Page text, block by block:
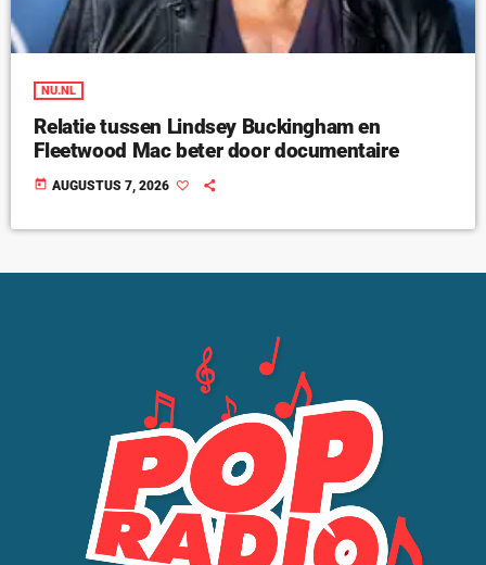
NU.NL
Relatie tussen Lindsey Buckingham en
Fleetwood Mac beter door documentaire
today AUGUSTUS 7, 2026